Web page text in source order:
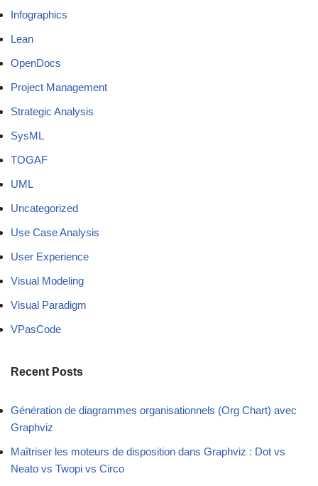
Infographics
Lean
OpenDocs
Project Management
Strategic Analysis
SysML
TOGAF
UML
Uncategorized
Use Case Analysis
User Experience
Visual Modeling
Visual Paradigm
VPasCode
Recent Posts
Génération de diagrammes organisationnels (Org Chart) avec
Graphviz
Maîtriser les moteurs de disposition dans Graphviz : Dot vs
Neato vs Twopi vs Circo